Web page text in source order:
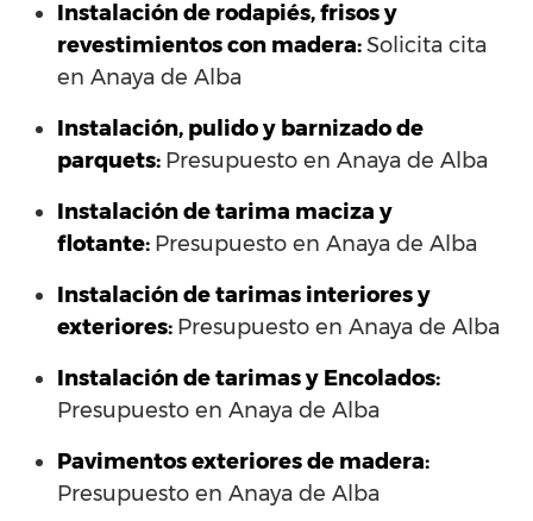
Instalación de rodapiés, frisos y
revestimientos con madera:Solicita cita
en Anaya de Alba
Instalación, pulido y barnizado de
parquets: Presupuesto en Anaya de Alba
Instalación de tarima maciza y
flotante: Presupuesto en Anaya de Alba
Instalación de tarimas interiores y
exteriores: Presupuesto en Anaya de Alba
Instalación de tarimas y Encolados:
Presupuesto en Anaya de Alba
Pavimentos exteriores de madera:
Presupuesto en Anaya de Alba